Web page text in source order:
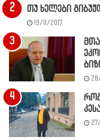
თუ ხელები
19/11/2017